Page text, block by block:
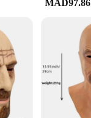
MAD97.86